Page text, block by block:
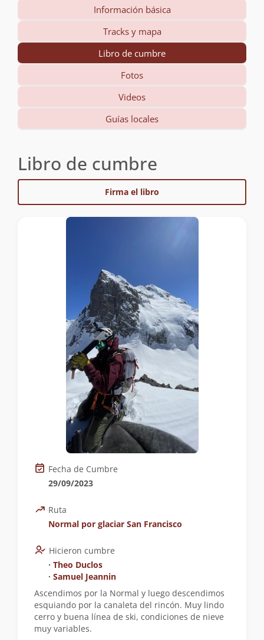
Información básica
Tracks y mapa
Libro de cumbre
Fotos
Videos
Guías locales
Libro de cumbre
Firma el libro
Fecha de Cumbre
29/09/2023
Ruta
Normal por glaciar San Francisco
Hicieron cumbre
∙ Theo Duclos
∙ Samuel Jeannin
Ascendimos por la Normal y luego descendimos
esquiando por la canaleta del rincón. Muy lindo
cerro y buena línea de ski, condiciones de nieve
muy variables.